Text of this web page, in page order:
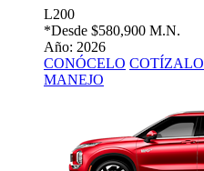
L200
*Desde $580,900 M.N.
Año: 2026
CONÓCELO COTÍZALO
MANEJO